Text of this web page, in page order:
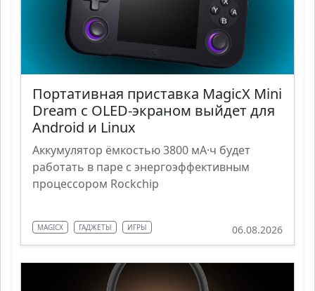
Портативная приставка MagicX Mini
Dream с OLED-экраном выйдет для
Android и Linux
Аккумулятор ёмкостью 3800 мА·ч будет
работать в паре с энергоэффективным
процессором Rockchip
MAGICX ГАДЖЕТЫ ИГРЫ 06.08.2026